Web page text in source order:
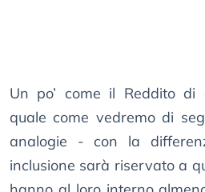
Un po’ come il Reddito
quale come vedremo di
analogie - con la
inclusione sarà riservato a